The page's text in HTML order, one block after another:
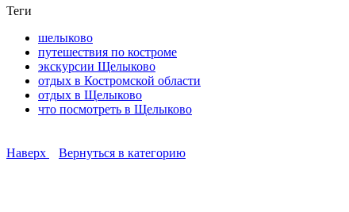
Теги
шелыково
путешествия по костроме
экскурсии Щелыково
отдых в Костромской области
отдых в Щелыково
что посмотреть в Щелыково
Наверх Вернуться в категорию